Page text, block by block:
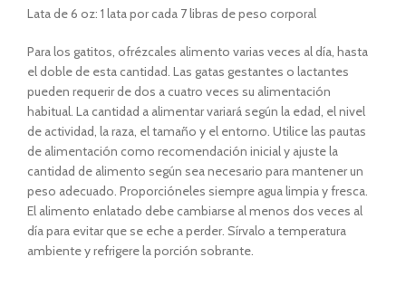
Lata de 6 oz: 1 lata por cada 7 libras de peso corporal
Para los gatitos, ofrézcales alimento varias veces al día, hasta
el doble de esta cantidad. Las gatas gestantes o lactantes
pueden requerir de dos a cuatro veces su alimentación
habitual. La cantidad a alimentar variará según la edad, el nivel
de actividad, la raza, el tamaño y el entorno. Utilice las pautas
de alimentación como recomendación inicial y ajuste la
cantidad de alimento según sea necesario para mantener un
peso adecuado. Proporcióneles siempre agua limpia y fresca.
El alimento enlatado debe cambiarse al menos dos veces al
día para evitar que se eche a perder. Sírvalo a temperatura
ambiente y refrigere la porción sobrante.